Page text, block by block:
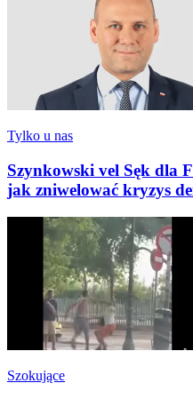
Tylko u nas
Szynkowski vel Sęk dla
jak zniwelować kryzys
Szokujące